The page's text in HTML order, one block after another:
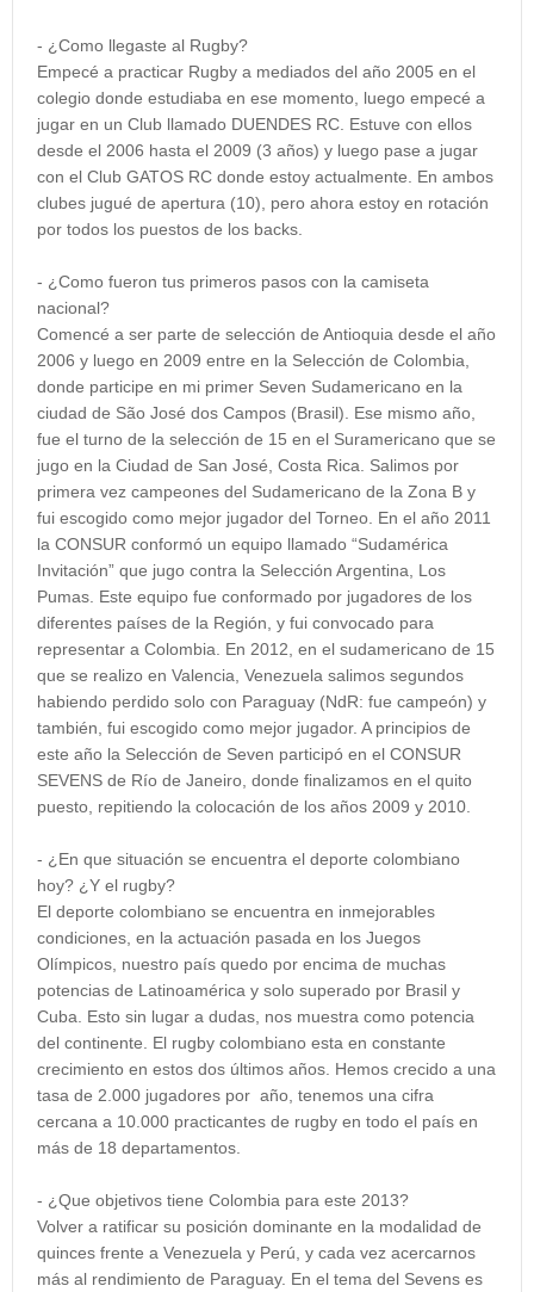
- ¿Como llegaste al Rugby?
Empecé a practicar Rugby a mediados del año 2005 en el
colegio donde estudiaba en ese momento, luego empecé a
jugar en un Club llamado DUENDES RC. Estuve con ellos
desde el 2006 hasta el 2009 (3 años) y luego pase a jugar
con el Club GATOS RC donde estoy actualmente. En ambos
clubes jugué de apertura (10), pero ahora estoy en rotación
por todos los puestos de los backs.
- ¿Como fueron tus primeros pasos con la camiseta
nacional?
Comencé a ser parte de selección de Antioquia desde el año
2006 y luego en 2009 entre en la Selección de Colombia,
donde participe en mi primer Seven Sudamericano en la
ciudad de São José dos Campos (Brasil). Ese mismo año,
fue el turno de la selección de 15 en el Suramericano que se
jugo en la Ciudad de San José, Costa Rica. Salimos por
primera vez campeones del Sudamericano de la Zona B y
fui escogido como mejor jugador del Torneo. En el año 2011
la CONSUR conformó un equipo llamado “Sudamérica
Invitación” que jugo contra la Selección Argentina, Los
Pumas. Este equipo fue conformado por jugadores de los
diferentes países de la Región, y fui convocado para
representar a Colombia. En 2012, en el sudamericano de 15
que se realizo en Valencia, Venezuela salimos segundos
habiendo perdido solo con Paraguay (NdR: fue campeón) y
también, fui escogido como mejor jugador. A principios de
este año la Selección de Seven participó en el CONSUR
SEVENS de Río de Janeiro, donde finalizamos en el quito
puesto, repitiendo la colocación de los años 2009 y 2010.
- ¿En que situación se encuentra el deporte colombiano
hoy? ¿Y el rugby?
El deporte colombiano se encuentra en inmejorables
condiciones, en la actuación pasada en los Juegos
Olímpicos, nuestro país quedo por encima de muchas
potencias de Latinoamérica y solo superado por Brasil y
Cuba. Esto sin lugar a dudas, nos muestra como potencia
del continente. El rugby colombiano esta en constante
crecimiento en estos dos últimos años. Hemos crecido a una
tasa de 2.000 jugadores por año, tenemos una cifra
cercana a 10.000 practicantes de rugby en todo el país en
más de 18 departamentos.
- ¿Que objetivos tiene Colombia para este 2013?
Volver a ratificar su posición dominante en la modalidad de
quinces frente a Venezuela y Perú, y cada vez acercarnos
más al rendimiento de Paraguay. En el tema del Sevens es